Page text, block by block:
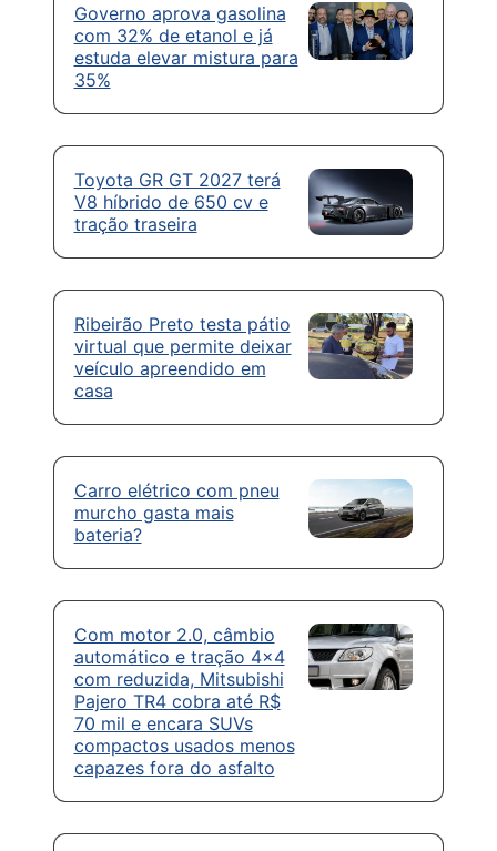
Governo aprova gasolina
com 32% de etanol e já
estuda elevar mistura para
35%
Toyota GR GT 2027 terá
V8 híbrido de 650 cv e
tração traseira
Ribeirão Preto testa pátio
virtual que permite deixar
veículo apreendido em
casa
Carro elétrico com pneu
murcho gasta mais
bateria?
Com motor 2.0, câmbio
automático e tração 4×4
com reduzida, Mitsubishi
Pajero TR4 cobra até R$
70 mil e encara SUVs
compactos usados menos
capazes fora do asfalto